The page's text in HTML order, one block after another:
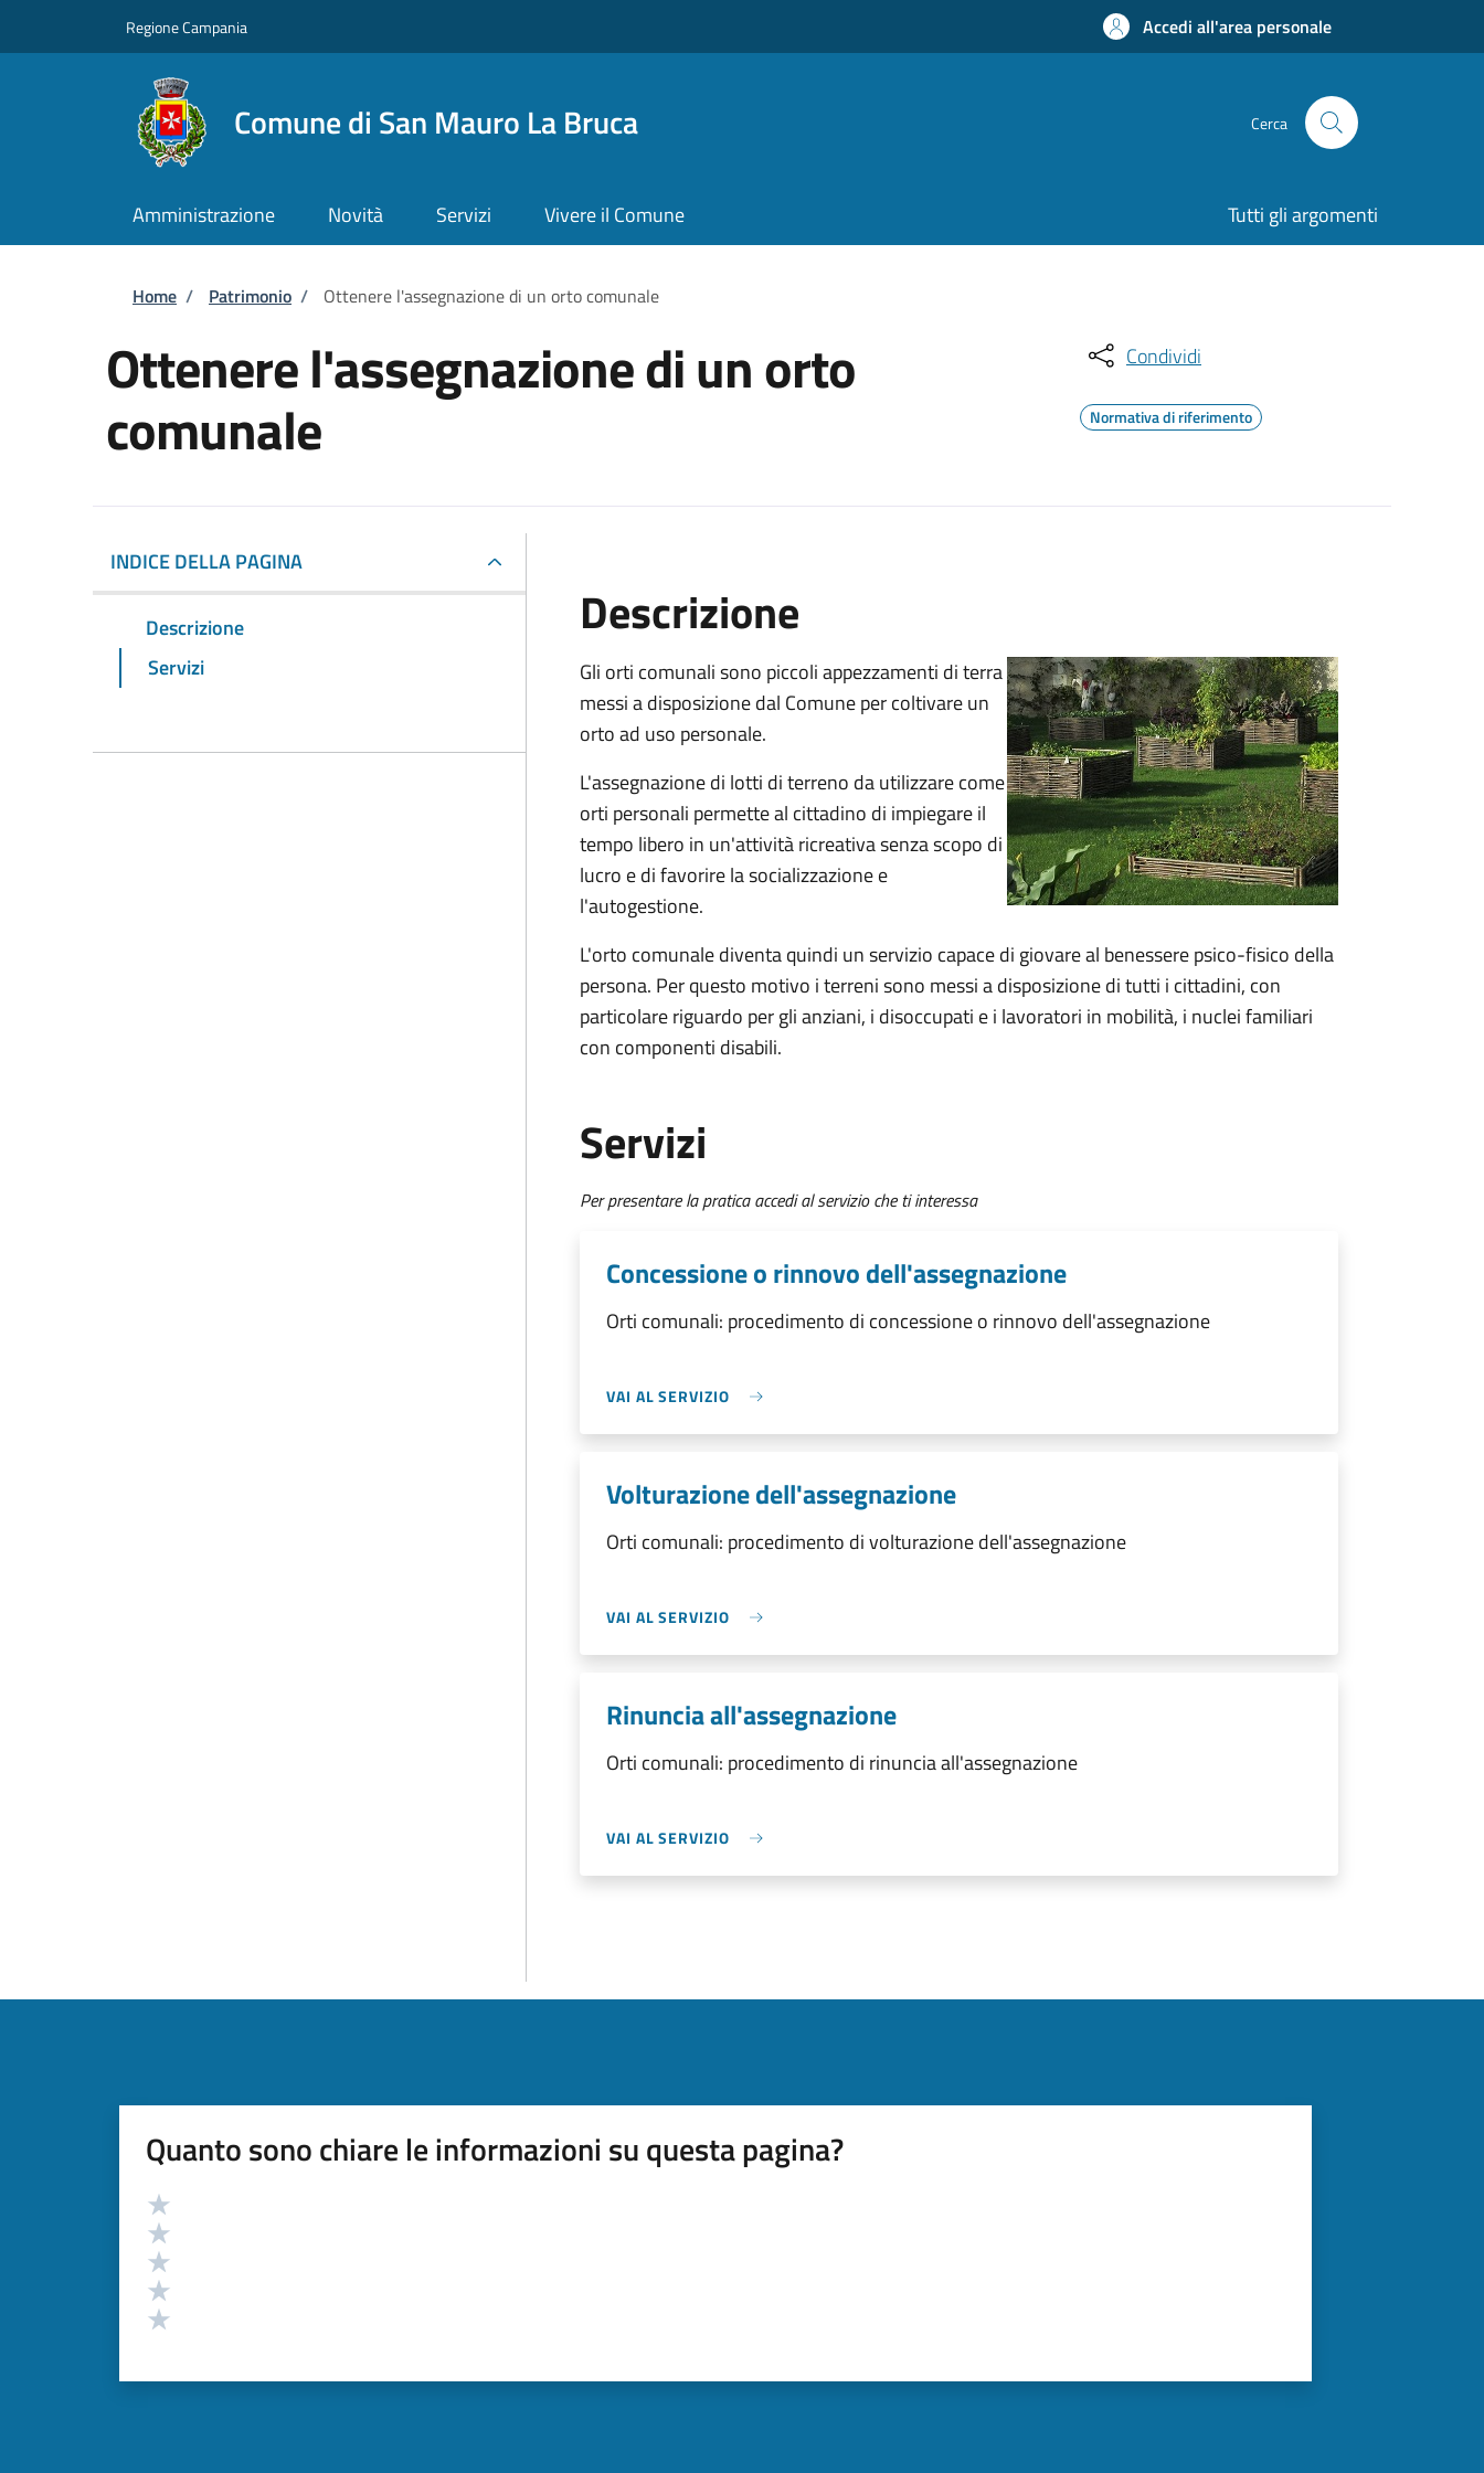
Regione Campania Accedi all'area personale
Comune di San Mauro La Bruca Cerca
Amministrazione Novità Servizi Vivere il Comune Tutti gli argomenti
Briciole di pane
Home / Patrimonio / Ottenere l'assegnazione di un orto comunale
Ottenere l'assegnazione di un orto
comunale
Condividi
Normativa di riferimento
INDICE DELLA PAGINA
Descrizione
Servizi
Descrizione
Gli orti comunali sono piccoli appezzamenti di terra
messi a disposizione dal Comune per coltivare un
orto ad uso personale.
L'assegnazione di lotti di terreno da utilizzare come
orti personali permette al cittadino di impiegare il
tempo libero in un'attività ricreativa senza scopo di
lucro e di favorire la socializzazione e
l'autogestione.
L'orto comunale diventa quindi un servizio capace di giovare al benessere psico-fisico della
persona. Per questo motivo i ter­reni sono messi a disposizione di tutti i cittadini, con
particolare riguardo per gli anziani, i disoccupati e i lavoratori in mobilità, i nuclei familiari
con componenti disabili.
Servizi
Per presentare la pratica accedi al servizio che ti interessa
Concessione o rinnovo dell'assegnazione
Orti comunali: procedimento di concessione o rinnovo dell'assegnazione
VAI AL SERVIZIO
Volturazione dell'assegnazione
Orti comunali: procedimento di volturazione dell'assegnazione
VAI AL SERVIZIO
Rinuncia all'assegnazione
Orti comunali: procedimento di rinuncia all'assegnazione
VAI AL SERVIZIO
Quanto sono chiare le informazioni su questa pagina?
Valutazione